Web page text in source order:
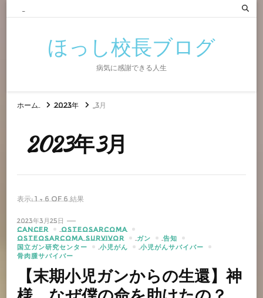
ほっし校長ブログ
病気に感謝できる人生
ホーム 2023年 3月
2023年3月
表示: 1 - 6 of 6 結果
2023年3月25日
CANCER
OSTEOSARCOMA
OSTEOSARCOMA SURVIVOR
ガン
告知
国立ガン研究センター
小児がん
小児がんサバイバー
骨肉腫サバイバー
【末期小児ガンからの生還】神